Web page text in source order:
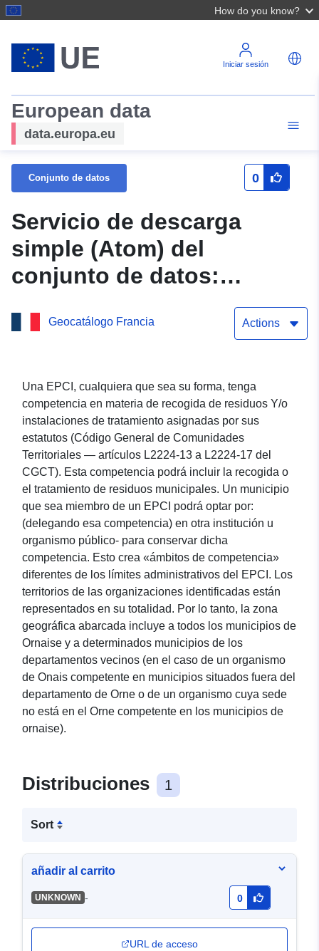
How do you know?
Iniciar sesión
European data
data.europa.eu
Conjunto de datos 0
Servicio de descarga
simple (Atom) del
conjunto de datos:
Ámbitos de competencia
para la recogida y el
domésticos en 2021 en el
departamento de Orne
Geocatálogo Francia Actions
Una EPCI, cualquiera que sea su forma, tenga
competencia en materia de recogida de residuos Y/o
instalaciones de tratamiento asignadas por sus
estatutos (Código General de Comunidades
Territoriales — artículos L2224-13 a L2224-17 del
CGCT). Esta competencia podrá incluir la recogida o
el tratamiento de residuos municipales. Un municipio
que sea miembro de un EPCI podrá optar por:
(delegando esa competencia) en otra institución u
organismo público- para conservar dicha
competencia. Esto crea «ámbitos de competencia»
diferentes de los límites administrativos del EPCI. Los
territorios de las organizaciones identificadas están
representados en su totalidad. Por lo tanto, la zona
geográfica abarcada incluye a todos los municipios de
Ornaise y a determinados municipios de los
departamentos vecinos (en el caso de un organismo
de Onais competente en municipios situados fuera del
departamento de Orne o de un organismo cuya sede
no está en el Orne competente en los municipios de
ornaise).
Distribuciones 1
Sort
añadir al carrito
UNKNOWN - 0
URL de acceso